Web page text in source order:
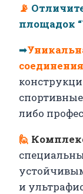
📡
площадок
➡
соединения
либо
🙋
и